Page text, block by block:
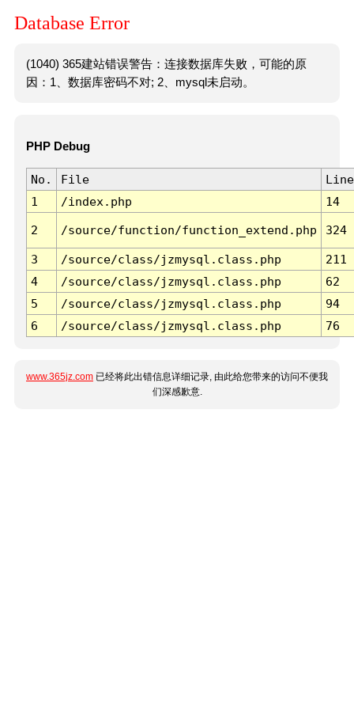
Database Error
(1040) 365建站错误警告：连接数据库失败，可能的原
因：1、数据库密码不对; 2、mysql未启动。
PHP Debug
No. File
Line
1
/index.php 14
2 /source/function/function_extend.php 324
3 /source/class/jzmysql.class.php
211
4
/source/class/jzmysql.class.php
62
5
/source/class/jzmysql.class.php
94
6
/source/class/jzmysql.class.php 76
www.365jz.com 已经将此出错信息详细记录, 由此给您带来的访问不便我
们深感歉意.